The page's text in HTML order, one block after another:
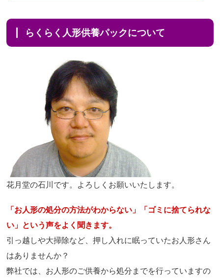
らくらく人形供養パックについて
花月堂の石川です。よろしくお願いいたします。
「お人形の処分の方法がわからない」「ゴミに捨てられな
い」という声をよく聞きます。
引っ越しや大掃除など、押し入れに眠っていたお人形さん
はありませんか？
弊社では、お人形のご供養から処分までを行っていますの